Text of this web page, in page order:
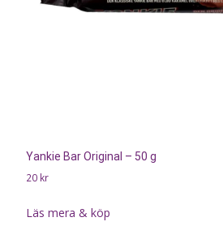
Yankie Bar Original – 50 g
20 kr
Läs mera & köp